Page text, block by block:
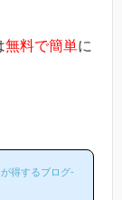
無料で簡単に
得するブログ-